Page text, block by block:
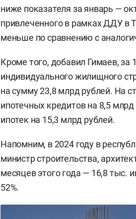
ниже показателя за январь —
привлеченного в рамках ДДУ в
меньше по сравнению с
Кроме того, добавил Гимаев, за
индивидуального жилищного
на сумму 23,8 млрд рублей. На
ипотечных кредитов на 8,5
ипотек на 15,3 млрд рублей.
Напомним, в 2024 году в
министр строительства,
месяцев этого года — 16,8 тыс.
52%.